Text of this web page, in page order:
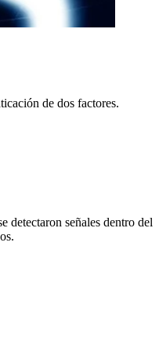
de dos factores.
detectaron señales dentro del